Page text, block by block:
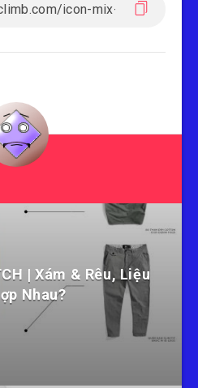
| Xám & Rêu, Liệu
Nhau?